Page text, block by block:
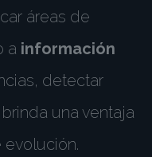
áreas de
a información
detectar
una ventaja
evolución.